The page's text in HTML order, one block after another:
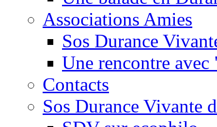
Associations Amies
Sos Durance
Une rencontre
Contacts
Sos Durance Vivante